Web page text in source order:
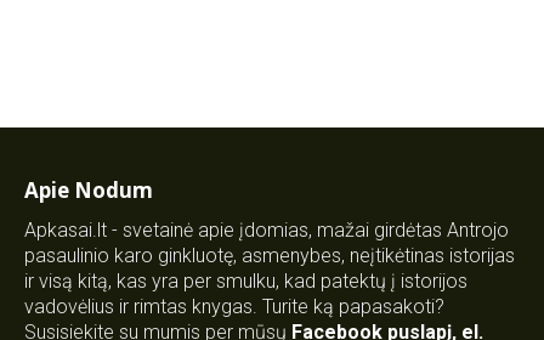
Apie Nodum
Apkasai.lt - svetainė apie įdomias, mažai girdėtas Antrojo
pasaulinio karo ginkluotę, asmenybes, neįtikėtinas istorijas
ir visą kitą, kas yra per smulku, kad patektų į istorijos
vadovėlius ir rimtas knygas. Turite ką papasakoti?
Susisiekite su mumis per mūsų Facebook puslapį, el.